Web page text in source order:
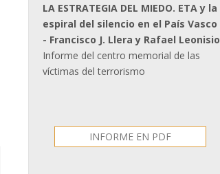
LA ESTRATEGIA DEL MIEDO. ETA y la
espiral del silencio en el País Vasco
- Francisco J. Llera y Rafael Leonisio
Informe del centro memorial de las
víctimas del terrorismo
INFORME EN PDF